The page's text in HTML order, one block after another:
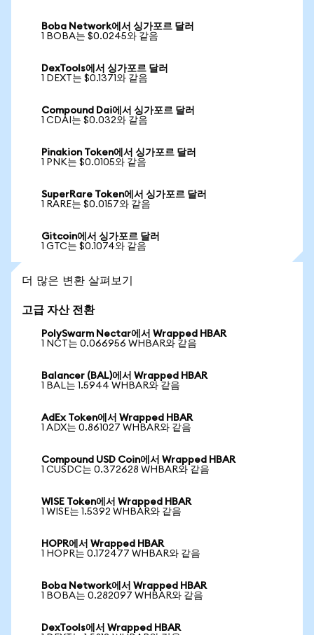
Boba Network에서 싱가포르 달러
1 BOBA는 $0.0245와 같음
DexTools에서 싱가포르 달러
1 DEXT는 $0.1371와 같음
Compound Dai에서 싱가포르 달러
1 CDAI는 $0.032와 같음
Pinakion Token에서 싱가포르 달러
1 PNK는 $0.0105와 같음
SuperRare Token에서 싱가포르 달러
1 RARE는 $0.0157와 같음
Gitcoin에서 싱가포르 달러
1 GTC는 $0.1074와 같음
더 많은 변환 살펴보기
고급 자산 전환
PolySwarm Nectar에서 Wrapped HBAR
1 NCT는 0.066956 WHBAR와 같음
Balancer (BAL)에서 Wrapped HBAR
1 BAL는 1.5944 WHBAR와 같음
AdEx Token에서 Wrapped HBAR
1 ADX는 0.861027 WHBAR와 같음
Compound USD Coin에서 Wrapped HBAR
1 CUSDC는 0.372628 WHBAR와 같음
WISE Token에서 Wrapped HBAR
1 WISE는 1.5392 WHBAR와 같음
HOPR에서 Wrapped HBAR
1 HOPR는 0.172477 WHBAR와 같음
Boba Network에서 Wrapped HBAR
1 BOBA는 0.282097 WHBAR와 같음
DexTools에서 Wrapped HBAR